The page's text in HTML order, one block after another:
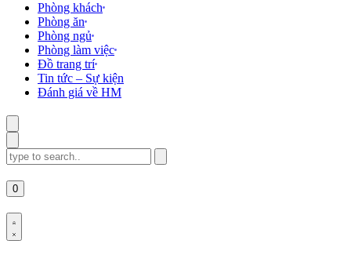
Phòng khách
Phòng ăn
Phòng ngủ
Phòng làm việc
Đồ trang trí
Tin tức – Sự kiện
Đánh giá về HM
Search
for:
0